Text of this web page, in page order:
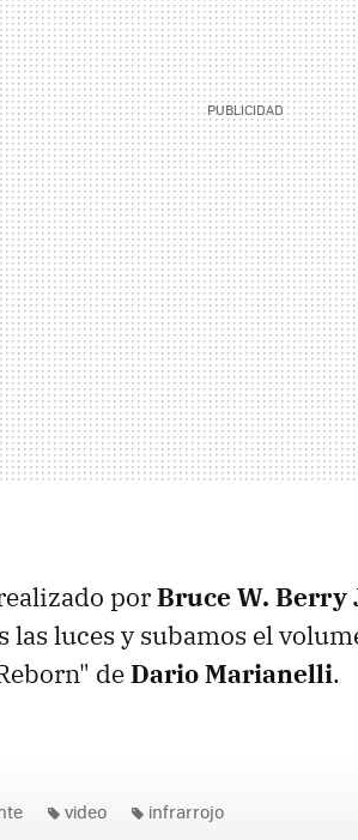
porBruce W. Berry
las luces y subamos el
deDario Marianelli.
video infrarrojo